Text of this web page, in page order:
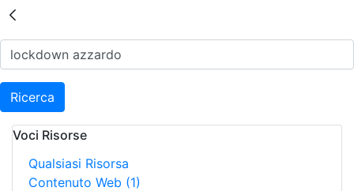
Risultati della Ricerca -
Ricerca
Voci Risorse
Qualsiasi Risorsa
Contenuto Web (1)